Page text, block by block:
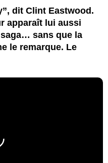
dit Clint Eastwood.
apparaît lui aussi
sans que la
le remarque. Le